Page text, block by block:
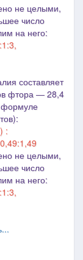
не целыми,
число
на него:
составляет
фтора ― 28,4
формуле
:
не целыми,
число
на него: